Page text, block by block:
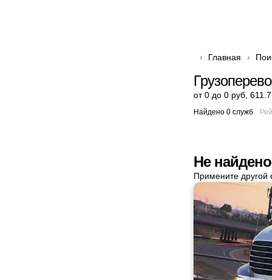
Главная
от 0 до 0 руб
Найдено 0 служб
Не
Примените другой